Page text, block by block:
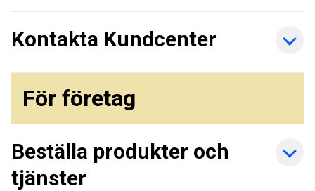
Kontakta Kundcenter
För företag
Beställa produkter och
tjänster